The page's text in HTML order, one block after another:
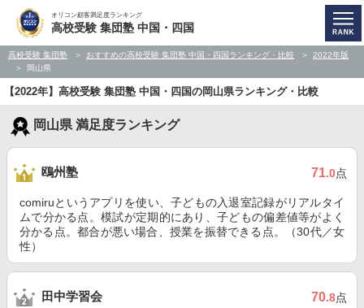
オリコン顧客満足度ランキング
高校受験 集団塾 中国・四国
高校受験 集団塾 おすすめの高校受験 集団塾 中国・四国ランキング・比較
2022年版
岡山県
【2022年】高校受験 集団塾 中国・四国の岡山県ランキング・比較
岡山県 満足度ランキング
鴎州塾 71.0点
comiruというアプリを使い、子どもの入退室記録がリアルタイ
ムで分かる点。模試が定期的にあり、子どもの偏差値等がよく
分かる点。都合が悪い場合、授業を振替できる点。（30代／女
性）
田中学習会 70.8点